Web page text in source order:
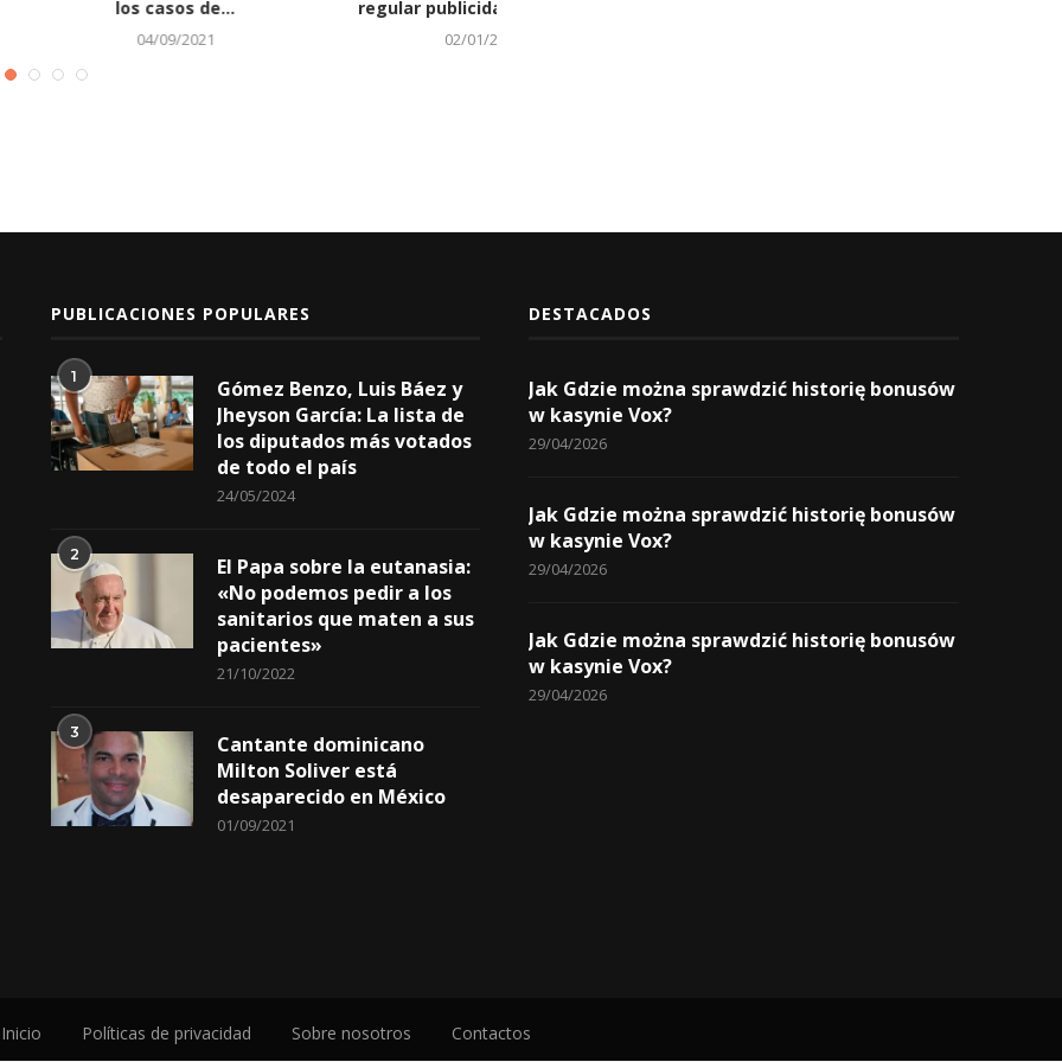
de Covid...
generales
PUBLICACIONES POPULARES
1
Gómez Benzo, Luis Báez y
Jheyson García: La lista de
los diputados más votados
de todo el país
24/05/2024
2
El Papa sobre la eutanasia:
«No podemos pedir a los
sanitarios que maten a sus
pacientes»
21/10/2022
3
Cantante dominicano
Milton Soliver está
desaparecido en México
01/09/2021
DESTACADOS
Jak Gdzie można sprawdzić historię bonusów
w kasynie Vox?
29/04/2026
Jak Gdzie można sprawdzić historię bonusów
w kasynie Vox?
29/04/2026
Jak Gdzie można sprawdzić historię bonusów
w kasynie Vox?
29/04/2026
Inicio Políticas de privacidad Sobre nosotros
Contactos